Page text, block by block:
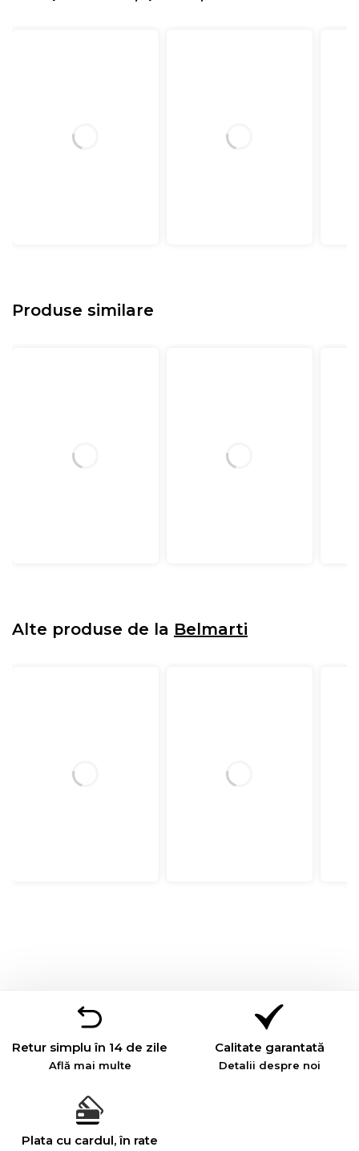
Produse similare
Alte produse de la Belmarti
Retur simplu în 14 de zile
Află mai multe
Calitate garantată
Detalii despre noi
Plata cu cardul, în rate